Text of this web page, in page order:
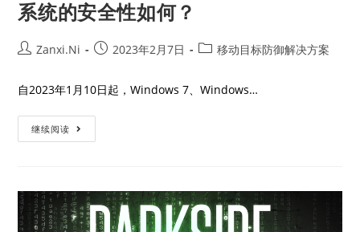
系统的安全性如何？
Zanxi.Ni 2023年2月7日 移动目标防御解决方案
自2023年1月10日起，Windows 7、Windows…
继续阅读